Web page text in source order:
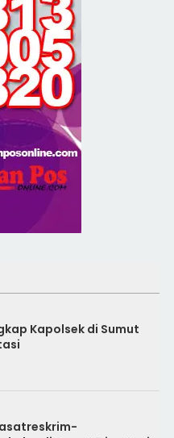
Kapolsek di Sumut